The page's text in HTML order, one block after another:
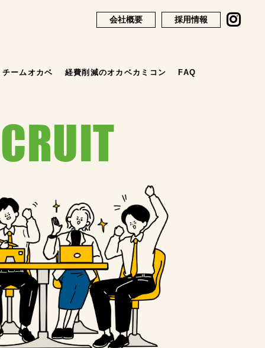
会社概要 採用情報
チームオカベ 経費削減のオカベカミコン FAQ